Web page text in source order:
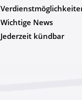
Wichtige News
Jederzeit kündbar